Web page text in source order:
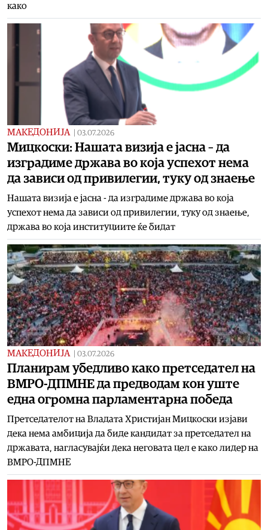
како
МАКЕДОНИЈА 03.07.2026
Мицкоски: Нашата визија е јасна – да
изградиме држава во која успехот нема
да зависи од привилегии, туку од знаење
Нашата визија е јасна - да изградиме држава во која
успехот нема да зависи од привилегии, туку од знаење,
држава во која институциите ќе бидат
МАКЕДОНИЈА 03.07.2026
Планирам убедливо како претседател на
ВМРО-ДПМНЕ да предводам кон уште
една огромна парламентарна победа
Претседателот на Владата Христијан Мицкоски изјави
дека нема амбиција да биде кандидат за претседател на
државата, нагласувајќи дека неговата цел е како лидер на
ВМРО-ДПМНЕ